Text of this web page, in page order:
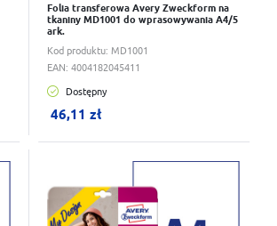
Kod produktu: MD1001
Folia transferowa Avery Zweckform na
tkaniny MD1001 do wprasowywania A4/5
ark.
EAN: 4004182045411
Dostępny
46,11 zł
W koszyku: